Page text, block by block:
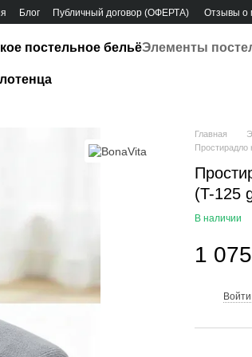
Блог Публичный договор (ОФЕРТА) Отзывы о
постельное бельёЭлементы
Главная
Простирадло
(T-125
В наличии
1
Войти